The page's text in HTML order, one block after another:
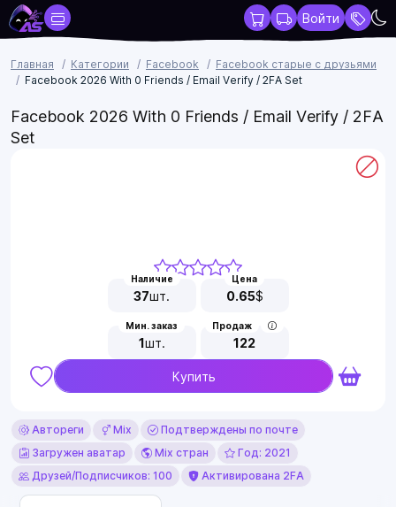
Войти
Главная Категории Facebook
Facebook старые с друзьями
Facebook 2026 With 0 Friends / Email Verify / 2FA Set
Facebook 2026 With 0 Friends / Email Verify / 2FA
Set
Наличие
37шт.
Цена
0.65$
Мин. заказ
1шт.
Продаж
122
Купить
Автореги Mix
Подтверждены по почте
Загружен аватар
Mix стран
Год: 2021
Друзей/Подписчиков: 100
Активирована 2FA